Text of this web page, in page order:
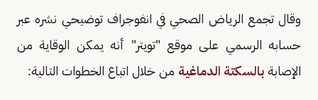
وقال تجمع الرياض الصحي في انفوجراف توضيحي نشره عبر
حسابه الرسمي على موقع "تويتر" أنه يمكن الوقاية من
الإصابة بالسكتة الدماغية من خلال اتباع الخطوات التالية: